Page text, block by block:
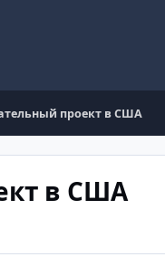
проект в США
в США